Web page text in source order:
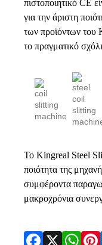
πιστοποιητικό CE
για την άριστη
των προϊόντων του
το πραγματικό
Το Kingreal Steel
ποιότητα της
συμφέροντα
μακροχρόνια